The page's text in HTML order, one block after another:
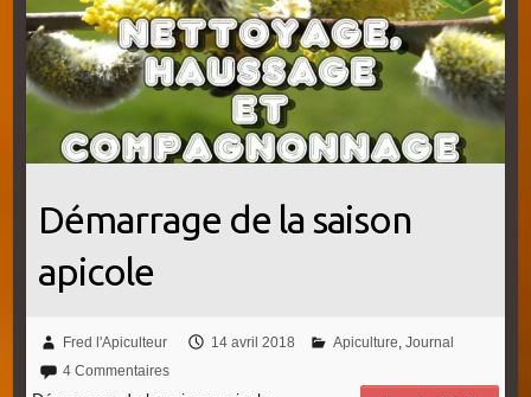
Démarrage de la saison
apicole
Fred l'Apiculteur 14 avril 2018 Apiculture, Journal
4 Commentaires